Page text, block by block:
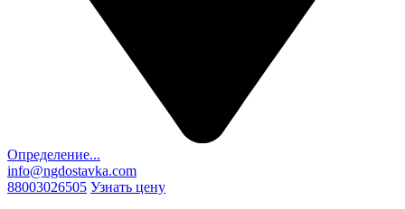
Определение...
info@ngdostavka.com
88003026505 Узнать цену